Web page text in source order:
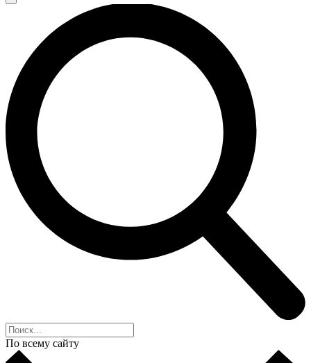
По всему сайту